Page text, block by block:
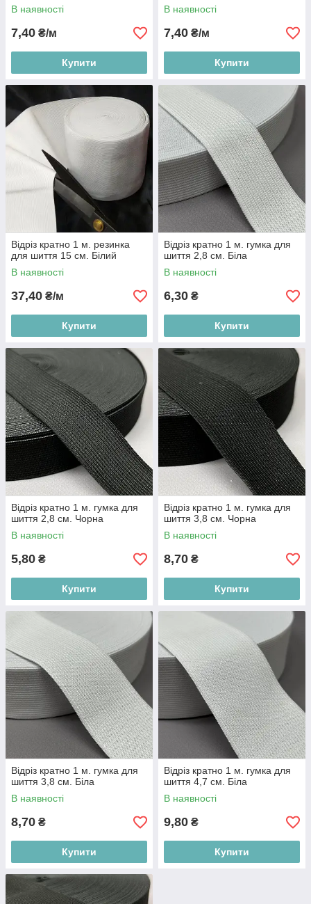
В наявності
7,40 ₴/м
Купити
В наявності
7,40 ₴/м
Купити
Відріз кратно 1 м. резинка
для шиття 15 см. Білий
В наявності
37,40 ₴/м
Купити
Відріз кратно 1 м. гумка для
шиття 2,8 см. Біла
В наявності
6,30 ₴
Купити
Відріз кратно 1 м. гумка для
шиття 2,8 см. Чорна
В наявності
5,80 ₴
Купити
Відріз кратно 1 м. гумка для
шиття 3,8 см. Чорна
В наявності
8,70 ₴
Купити
Відріз кратно 1 м. гумка для
шиття 3,8 см. Біла
В наявності
8,70 ₴
Купити
Відріз кратно 1 м. гумка для
шиття 4,7 см. Біла
В наявності
9,80 ₴
Купити